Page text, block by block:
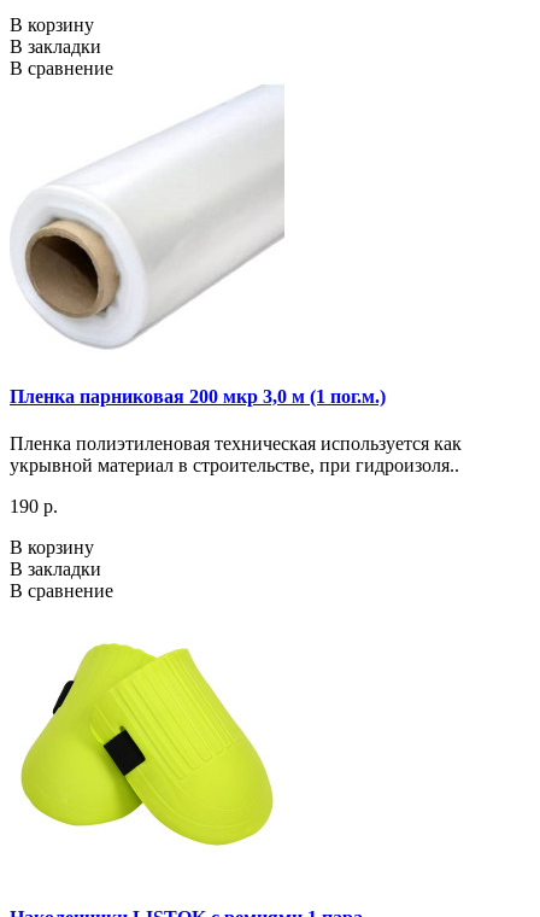
В корзину
В закладки
В сравнение
Пленка парниковая 200 мкр 3,0 м (1 пог.м.)
Пленка полиэтиленовая техническая используется как
укрывной материал в строительстве, при гидроизоля..
190 р.
В корзину
В закладки
В сравнение